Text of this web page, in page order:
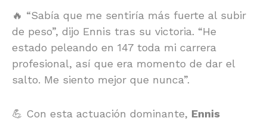
🔥 “Sabía que me sentiría más fuerte al subir
de peso”, dijo Ennis tras su victoria. “He
estado peleando en 147 toda mi carrera
profesional, así que era momento de dar el
salto. Me siento mejor que nunca”.
💪 Con esta actuación dominante, Ennis